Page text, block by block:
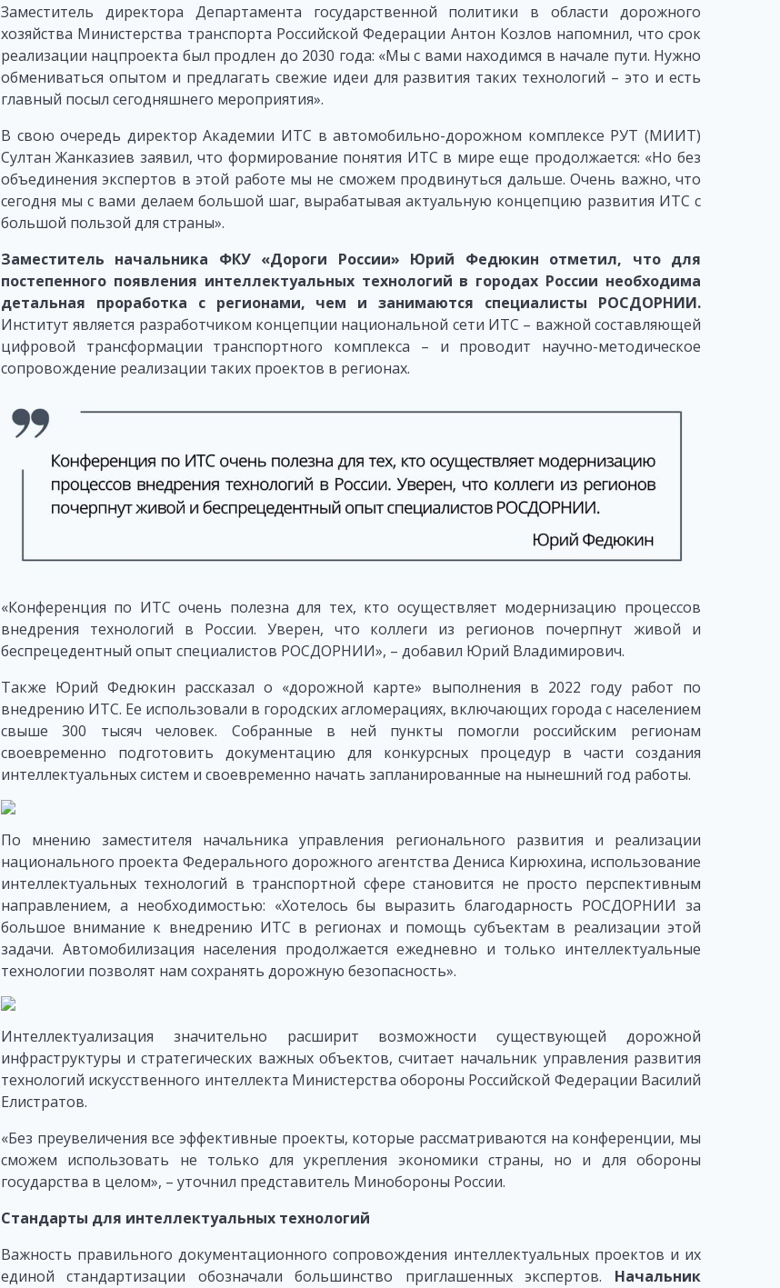
Заместитель директора Департамента государственной политики в области дорожного
хозяйства Министерства транспорта Российской Федерации Антон Козлов напомнил, что срок
реализации нацпроекта был продлен до 2030 года: «Мы с вами находимся в начале пути. Нужно
обмениваться опытом и предлагать свежие идеи для развития таких технологий – это и есть
главный посыл сегодняшнего мероприятия».
В свою очередь директор Академии ИТС в автомобильно-дорожном комплексе РУТ (МИИТ)
Султан Жанказиев заявил, что формирование понятия ИТС в мире еще продолжается: «Но без
объединения экспертов в этой работе мы не сможем продвинуться дальше. Очень важно, что
сегодня мы с вами делаем большой шаг, вырабатывая актуальную концепцию развития ИТС с
большой пользой для страны».
Заместитель начальника ФКУ «Дороги России» Юрий Федюкин отметил, что для
постепенного появления интеллектуальных технологий в городах России необходима
детальная проработка с регионами, чем и занимаются специалисты РОСДОРНИИ.
Институт является разработчиком концепции национальной сети ИТС – важной составляющей
цифровой трансформации транспортного комплекса – и проводит научно-методическое
сопровождение реализации таких проектов в регионах.
«Конференция по ИТС очень полезна для тех, кто осуществляет модернизацию процессов
внедрения технологий в России. Уверен, что коллеги из регионов почерпнут живой и
беспрецедентный опыт специалистов РОСДОРНИИ», – добавил Юрий Владимирович.
Также Юрий Федюкин рассказал о «дорожной карте» выполнения в 2022 году работ по
внедрению ИТС. Ее использовали в городских агломерациях, включающих города с населением
свыше 300 тысяч человек. Собранные в ней пункты помогли российским регионам
своевременно подготовить документацию для конкурсных процедур в части создания
интеллектуальных систем и своевременно начать запланированные на нынешний год работы.
По мнению заместителя начальника управления регионального развития и реализации
национального проекта Федерального дорожного агентства Дениса Кирюхина, использование
интеллектуальных технологий в транспортной сфере становится не просто перспективным
направлением, а необходимостью: «Хотелось бы выразить благодарность РОСДОРНИИ за
большое внимание к внедрению ИТС в регионах и помощь субъектам в реализации этой
задачи. Автомобилизация населения продолжается ежедневно и только интеллектуальные
технологии позволят нам сохранять дорожную безопасность».
Интеллектуализация значительно расширит возможности существующей дорожной
инфраструктуры и стратегических важных объектов, считает начальник управления развития
технологий искусственного интеллекта Министерства обороны Российской Федерации Василий
Елистратов.
«Без преувеличения все эффективные проекты, которые рассматриваются на конференции, мы
сможем использовать не только для укрепления экономики страны, но и для обороны
государства в целом», – уточнил представитель Минобороны России.
Стандарты для интеллектуальных технологий
Важность правильного документационного сопровождения интеллектуальных проектов и их
единой стандартизации обозначали большинство приглашенных экспертов. Начальник